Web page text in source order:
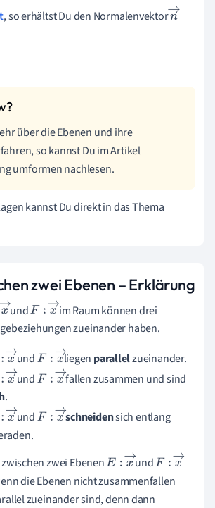
→
→
, so erhältst Du den Normalenvektorn
über die Ebenen und ihre
so kannst Du im Artikel
umformen nachlesen.
kannst Du direkt in das Thema
zwei Ebenen – Erklärung
undF:x → im Raum können drei
zueinander haben.
→ undF:x → liegen parallelzueinander.
→ undF:x →
fallen zusammen und sind
.
→ undF:x → schneidensich entlang
zwei EbenenE:x → undF:x →
die Ebenen nicht zusammenfallen
zueinander sind, denn dann